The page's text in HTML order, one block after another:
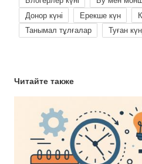
Донор күні
Ерекше күн
Танымал тұлғалар
Туған
Читайте также